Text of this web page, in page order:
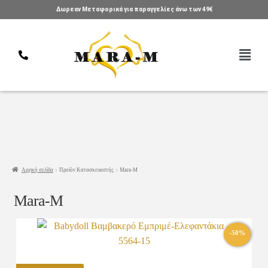
Δωρεαν Μεταφορικά για παραγγελίες άνω των 49€
Αρχική σελίδα Προϊόν Κατασκευαστής Mara-M
Mara-M
-50%